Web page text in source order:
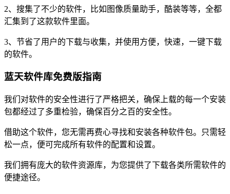
2、搜集了不少的软件，比如图像质量助手，酷装等等，全都
汇集到了这款软件里面。
3、节省了用户的下载与收集，并使用方便，快速，一键下载
的软件。
蓝天软件库免费版指南
我们对软件的安全性进行了严格把关，确保上载的每一个安装
包都经过了多重检验，确保百分之百的安全性。
借助这个软件，您无需再费心寻找和安装各种软件包。只需轻
松一点，便可完成所有软件的配置和设置。
我们拥有庞大的软件资源库，为您提供了下载各类所需软件的
便捷途径。